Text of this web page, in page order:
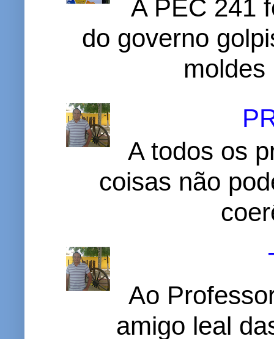
A PEC 241
do governo
A todos os
coisas não
Ao
amigo leal